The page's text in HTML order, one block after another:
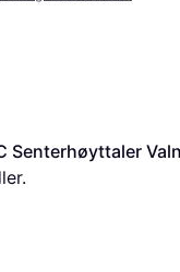
Senterhøyttaler